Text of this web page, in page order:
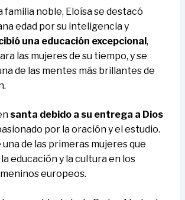
familia noble, Eloísa se destacó
edad por su inteligencia y
una educación excepcional ,
las mujeres de su tiempo, y se
de las mentes más brillantes de
santa debido a su entrega a Dios
por la oración y el estudio.
una de las primeras mujeres que
educación y la cultura en los
europeos.